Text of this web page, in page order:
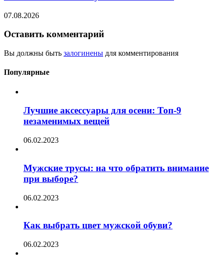
07.08.2026
Оставить комментарий
Вы должны быть залогинены для комментирования
Популярные
Лучшие аксессуары для осени: Топ-9
незаменимых вещей
06.02.2023
Мужские трусы: на что обратить внимание
при выборе?
06.02.2023
Как выбрать цвет мужской обуви?
06.02.2023